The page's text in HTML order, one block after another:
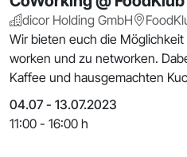
dicor Holding GmbH
Wir bieten euch die
worken und zu networken.
Kaffee und hausgemachten
04.07 - 13.07.2023
11:00 - 16:00 h